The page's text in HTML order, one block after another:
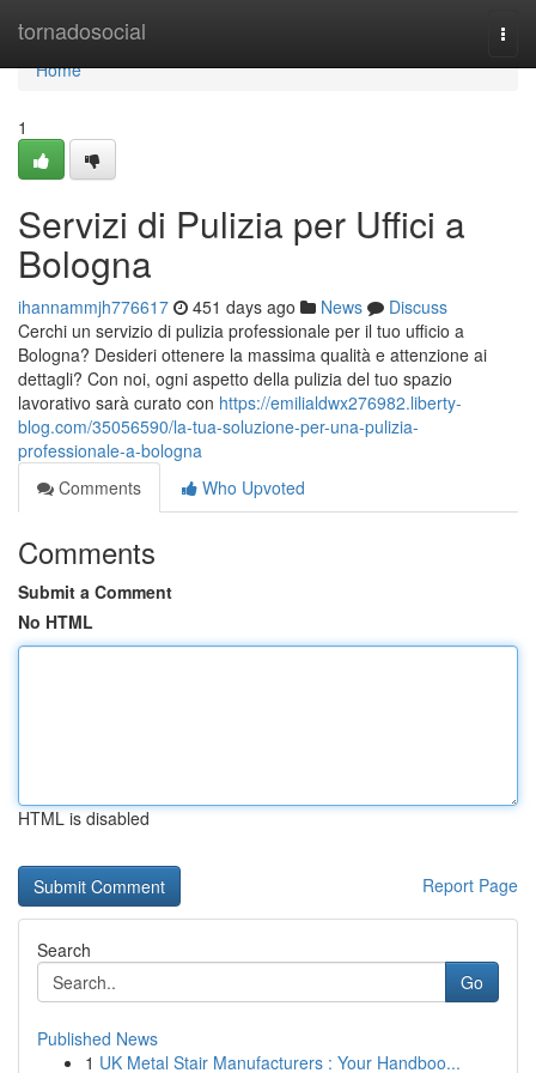
tornadosocial
Home
Home
1
Servizi di Pulizia per Uffici a
Bologna
ihannammjh776617 451 days ago News
Discuss
Cerchi un servizio di pulizia professionale per il tuo ufficio a
Bologna? Desideri ottenere la massima qualità e attenzione ai
dettagli? Con noi, ogni aspetto della pulizia del tuo spazio
lavorativo sarà curato con https://emilialdwx276982.liberty-
blog.com/35056590/la-tua-soluzione-per-una-pulizia-
professionale-a-bologna
Comments
Who Upvoted
Comments
Submit a Comment
No HTML
HTML is disabled
Report Page
Search
Go
Published News
1 UK Metal Stair Manufacturers : Your Handboo...